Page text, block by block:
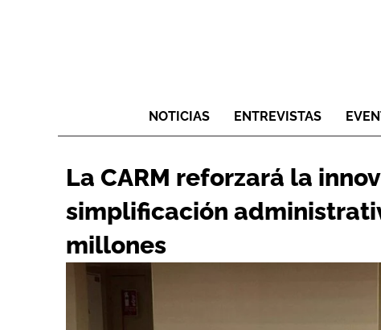
NOTICIAS ENTREVISTAS
La CARM reforzará la
simplificación
millones